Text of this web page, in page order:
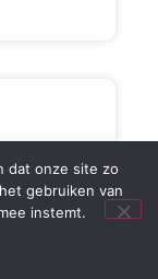
dat onze site zo
gebruiken van
instemt.